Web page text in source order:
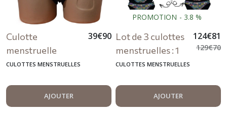
Culotte
menstruelle
lavable noir
39€90
CULOTTES MENSTRUELLES
AJOUTER
PROMOTION - 3.8 %
Lot de 3 culottes
menstruelles : 1
flux normal + 2
124€81
129€70
CULOTTES MENSTRUELLES
AJOUTER